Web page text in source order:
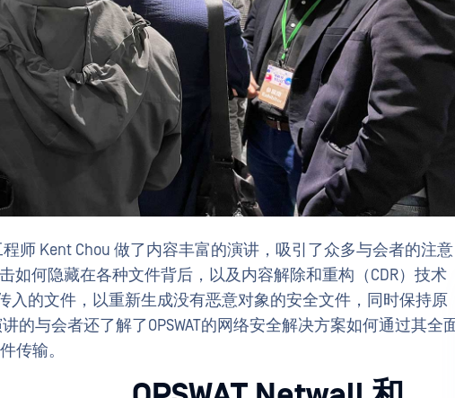
程师 Kent Chou 做了内容丰富的演讲，吸引了众多与会者的注意
如何隐藏在各种文件背后，以及内容解除和重构（CDR）技术
入的文件，以重新生成没有恶意对象的安全文件，同时保持原
的与会者还了解了OPSWAT的网络安全解决方案如何通过其全
传输。